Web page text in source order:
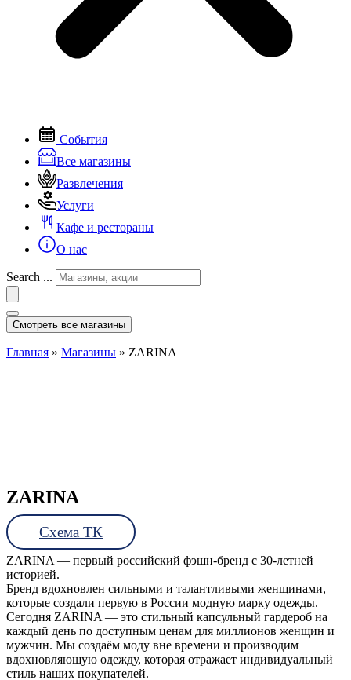
События
Все магазины
Развлечения
Услуги
Кафе и рестораны
О нас
Search ...
Смотреть все магазины
Главная » Магазины » ZARINA
ZARINA
Схема ТК
ZARINA — первый российский фэшн-бренд с 30-летней
историей.
Бренд вдохновлен сильными и талантливыми женщинами,
которые создали первую в России модную марку одежды.
Сегодня ZARINA — это стильный капсульный гардероб на
каждый день по доступным ценам для миллионов женщин и
мужчин. Мы создаём моду вне времени и производим
вдохновляющую одежду, которая отражает индивидуальный
стиль наших покупателей.